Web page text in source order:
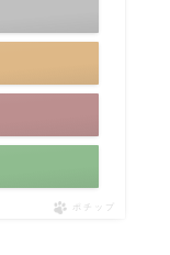
ポチップ